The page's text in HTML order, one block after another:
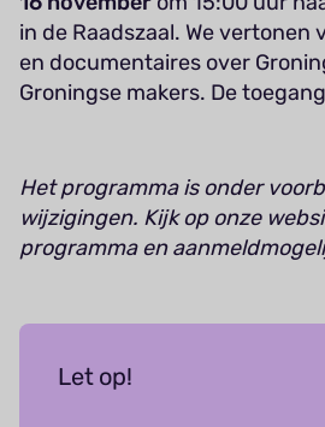
in de Raadszaal. We vertonen
en documentaires over
Groningse makers. De
Het programma is onder
wijzigingen. Kijk op onze
programma en
Let op!